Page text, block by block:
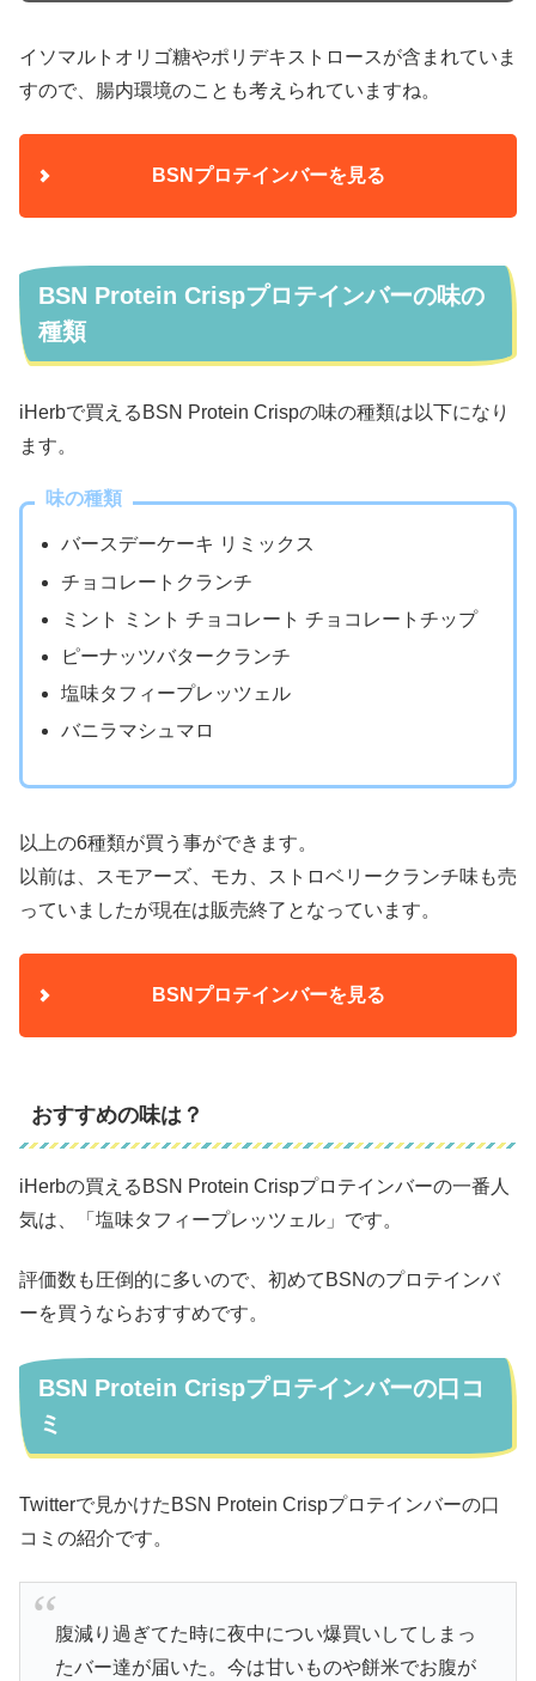
イソマルトオリゴ糖やポリデキストロースが含まれていま
すので、腸内環境のことも考えられていますね。
BSNプロテインバーを見る
BSN Protein Crispプロテインバーの味の
種類
iHerbで買えるBSN Protein Crispの味の種類は以下になり
ます。
味の種類
バースデーケーキ リミックス
チョコレートクランチ
ミント ミント チョコレート チョコレートチップ
ピーナッツバタークランチ
塩味タフィープレッツェル
バニラマシュマロ
以上の6種類が買う事ができます。
以前は、スモアーズ、モカ、ストロベリークランチ味も売
っていましたが現在は販売終了となっています。
BSNプロテインバーを見る
おすすめの味は？
iHerbの買えるBSN Protein Crispプロテインバーの一番人
気は、「塩味タフィープレッツェル」です。
評価数も圧倒的に多いので、初めてBSNのプロテインバ
ーを買うならおすすめです。
BSN Protein Crispプロテインバーの口コ
ミ
Twitterで見かけたBSN Protein Crispプロテインバーの口
コミの紹介です。
腹減り過ぎてた時に夜中につい爆買いしてしまっ
たバー達が届いた。今は甘いものや餅米でお腹が